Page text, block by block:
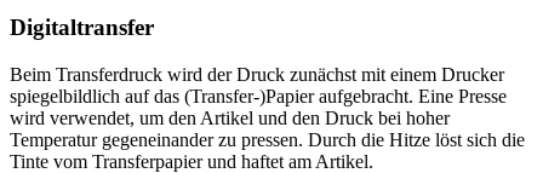
Digitaltransfer
Beim Transferdruck wird der Druck zunächst mit einem Drucker
spiegelbildlich auf das (Transfer-)Papier aufgebracht. Eine Presse
wird verwendet, um den Artikel und den Druck bei hoher
Temperatur gegeneinander zu pressen. Durch die Hitze löst sich die
Tinte vom Transferpapier und haftet am Artikel.